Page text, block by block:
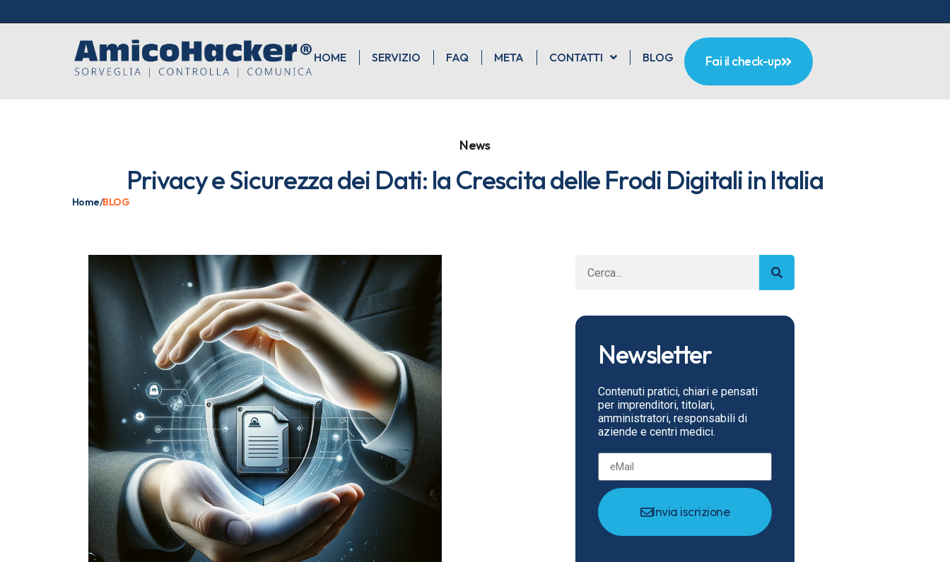
HOME SERVIZIO FAQ META CONTATTI BLOG Fai il check-up
News
Privacy e Sicurezza dei Dati: la Crescita delle Frodi Digitali in Italia
Home/BLOG
Newsletter
Contenuti pratici, chiari e pensati
per imprenditori, titolari,
amministratori, responsabili di
aziende e centri medici.
Invia iscrizione